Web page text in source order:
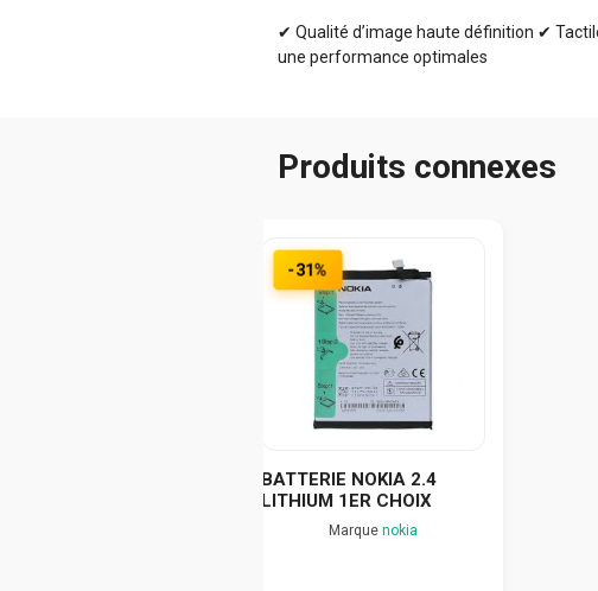
✔ Qualité d’image haute définition ✔
une performance optimales
Produits connexes
-31%
BATTERIE NOKIA 2.4
LITHIUM 1ER CHOIX
Marque nokia